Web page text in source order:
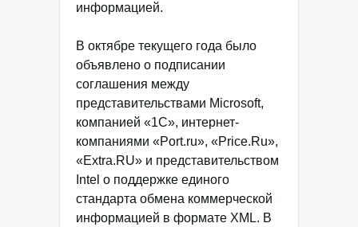
информацией.
В октябре текущего года было
объявлено о подписании
соглашения между
представительствами Microsoft,
компанией «1С», интернет-
компаниями «Port.ru», «Price.Ru»,
«Extra.RU» и представительством
Intel о поддержке единого
стандарта обмена коммерческой
информацией в формате XML. В